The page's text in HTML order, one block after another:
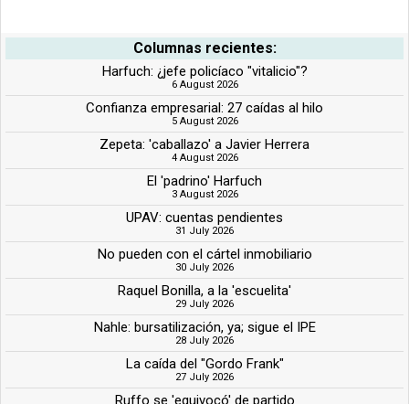
Columnas recientes:
Harfuch: ¿jefe policíaco "vitalicio"?
6 August 2026
Confianza empresarial: 27 caídas al hilo
5 August 2026
Zepeta: 'caballazo' a Javier Herrera
4 August 2026
El 'padrino' Harfuch
3 August 2026
UPAV: cuentas pendientes
31 July 2026
No pueden con el cártel inmobiliario
30 July 2026
Raquel Bonilla, a la 'escuelita'
29 July 2026
Nahle: bursatilización, ya; sigue el IPE
28 July 2026
La caída del "Gordo Frank"
27 July 2026
Ruffo se 'equivocó' de partido